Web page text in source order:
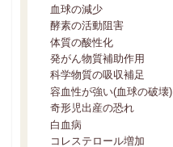
血球の減少
酵素の活動阻害
体質の酸性化
発がん物質補助作用
科学物質の吸収補足
容血性が強い(血球の破壊)
奇形児出産の恐れ
白血病
コレステロール増加